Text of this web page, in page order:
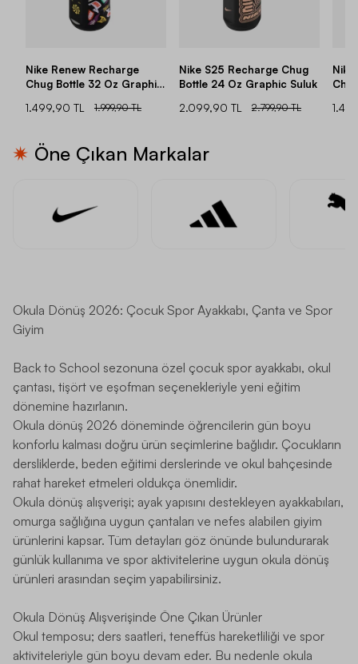
Nike Renew Recharge
Chug Bottle 32 Oz Graphic
1.499,90 TL 1.999,90 TL
Nike S25 Recharge Chug
Bottle 24 Oz Graphic Suluk
2.099,90 TL
2.799,90 TL
Öne Çıkan Markalar
Okula Dönüş 2026: Çocuk Spor Ayakkabı, Çanta ve Spor
Giyim
Back to School sezonuna özel çocuk spor ayakkabı, okul
çantası, tişört ve eşofman seçenekleriyle yeni eğitim
dönemine hazırlanın.
Okula dönüş 2026 döneminde öğrencilerin gün boyu
konforlu kalması doğru ürün seçimlerine bağlıdır. Çocukların
dersliklerde, beden eğitimi derslerinde ve okul bahçesinde
rahat hareket etmeleri oldukça önemlidir.
Okula dönüş alışverişi; ayak yapısını destekleyen ayakkabıları,
omurga sağlığına uygun çantaları ve nefes alabilen giyim
ürünlerini kapsar. Tüm detayları göz önünde bulundurarak
günlük kullanıma ve spor aktivitelerine uygun okula dönüş
ürünleri arasından seçim yapabilirsiniz.
Okula Dönüş Alışverişinde Öne Çıkan Ürünler
Okul temposu; ders saatleri, teneffüs hareketliliği ve spor
aktiviteleriyle gün boyu devam eder. Bu nedenle okula